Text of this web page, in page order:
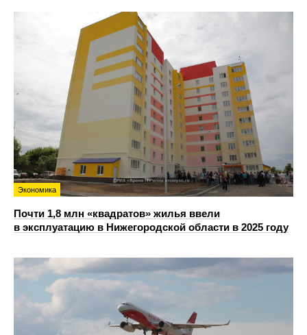
Экономика
Почти 1,8 млн «квадратов» жилья ввели
в эксплуатацию в Нижегородской области в 2025 году